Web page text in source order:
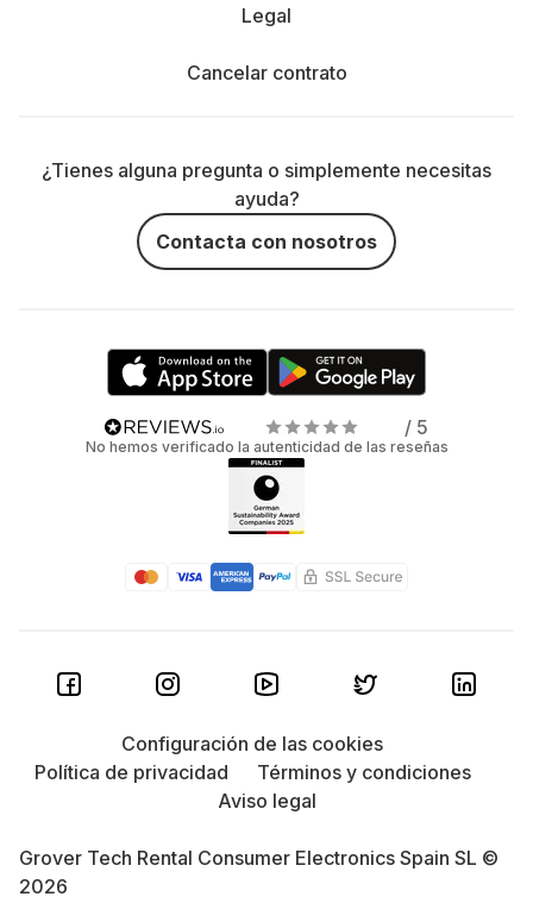
Legal
Cancelar contrato
¿Tienes alguna pregunta o simplemente necesitas
ayuda?
Contacta con nosotros
/ 5
No hemos verificado la autenticidad de las reseñas
Grover Tech Rental Consumer Electronics Spain SL ©
2026
Configuración de las cookies
Política de privacidad
Términos y condiciones
Aviso legal